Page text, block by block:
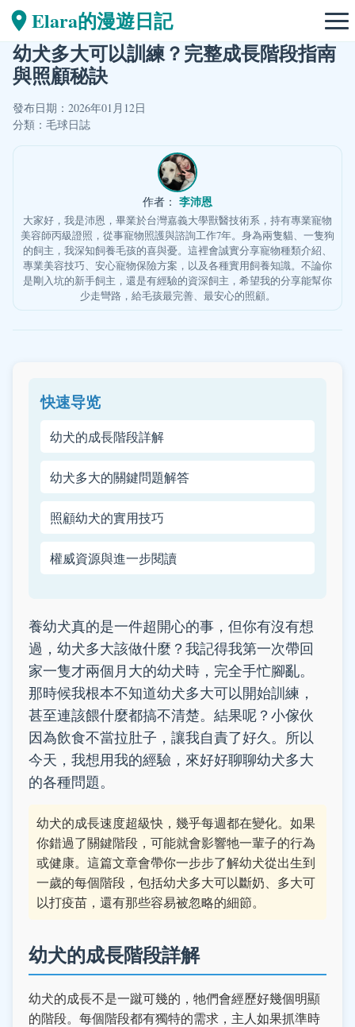
Elara的漫遊日記
幼犬多大可以訓練？完整成長階段指南
與照顧秘訣
發布日期：2026年01月12日
分類： 毛球日誌
作者： 李沛恩
大家好，我是沛恩，畢業於台灣嘉義大學獸醫技術系，持有專業寵物
美容師丙級證照，從事寵物照護與諮詢工作7年。身為兩隻貓、一隻狗
的飼主，我深知飼養毛孩的喜與憂。這裡會誠實分享寵物種類介紹、
專業美容技巧、安心寵物保險方案，以及各種實用飼養知識。不論你
是剛入坑的新手飼主，還是有經驗的資深飼主，希望我的分享能幫你
少走彎路，給毛孩最完善、最安心的照顧。
快速导览
幼犬的成長階段詳解
幼犬多大的關鍵問題解答
照顧幼犬的實用技巧
權威資源與進一步閱讀
養幼犬真的是一件超開心的事，但你有沒有想
過，幼犬多大該做什麼？我記得我第一次帶回
家一隻才兩個月大的幼犬時，完全手忙腳亂。
那時候我根本不知道幼犬多大可以開始訓練，
甚至連該餵什麼都搞不清楚。結果呢？小傢伙
因為飲食不當拉肚子，讓我自責了好久。所以
今天，我想用我的經驗，來好好聊聊幼犬多大
的各種問題。
幼犬的成長速度超級快，幾乎每週都在變化。如果
你錯過了關鍵階段，可能就會影響牠一輩子的行為
或健康。這篇文章會帶你一步步了解幼犬從出生到
一歲的每個階段，包括幼犬多大可以斷奶、多大可
以打疫苗，還有那些容易被忽略的細節。
幼犬的成長階段詳解
幼犬的成長不是一蹴可幾的，牠們會經歷好幾個明顯
的階段。每個階段都有獨特的需求，主人如果抓準時